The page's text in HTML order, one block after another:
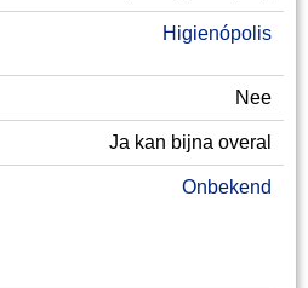
Higienópolis
Nee
Ja kan bijna overal
Onbekend